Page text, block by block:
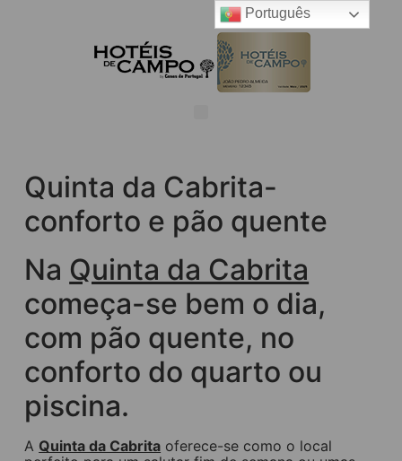
Quinta da Cabrita-
conforto e pão quente
Na Quinta da Cabrita
começa-se bem o dia,
com pão quente, no
conforto do quarto ou
piscina.
A Quinta da Cabrita oferece-se como o local
Português